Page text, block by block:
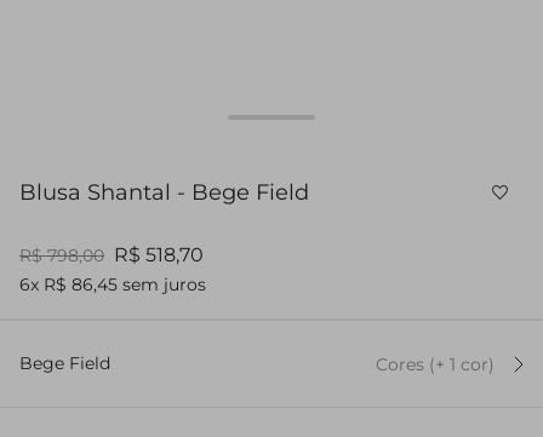
Blusa Shantal - Bege Field
R$ 798,00 R$ 518,70
6x R$ 86,45 sem juros
Bege Field Cores (+ 1 cor)